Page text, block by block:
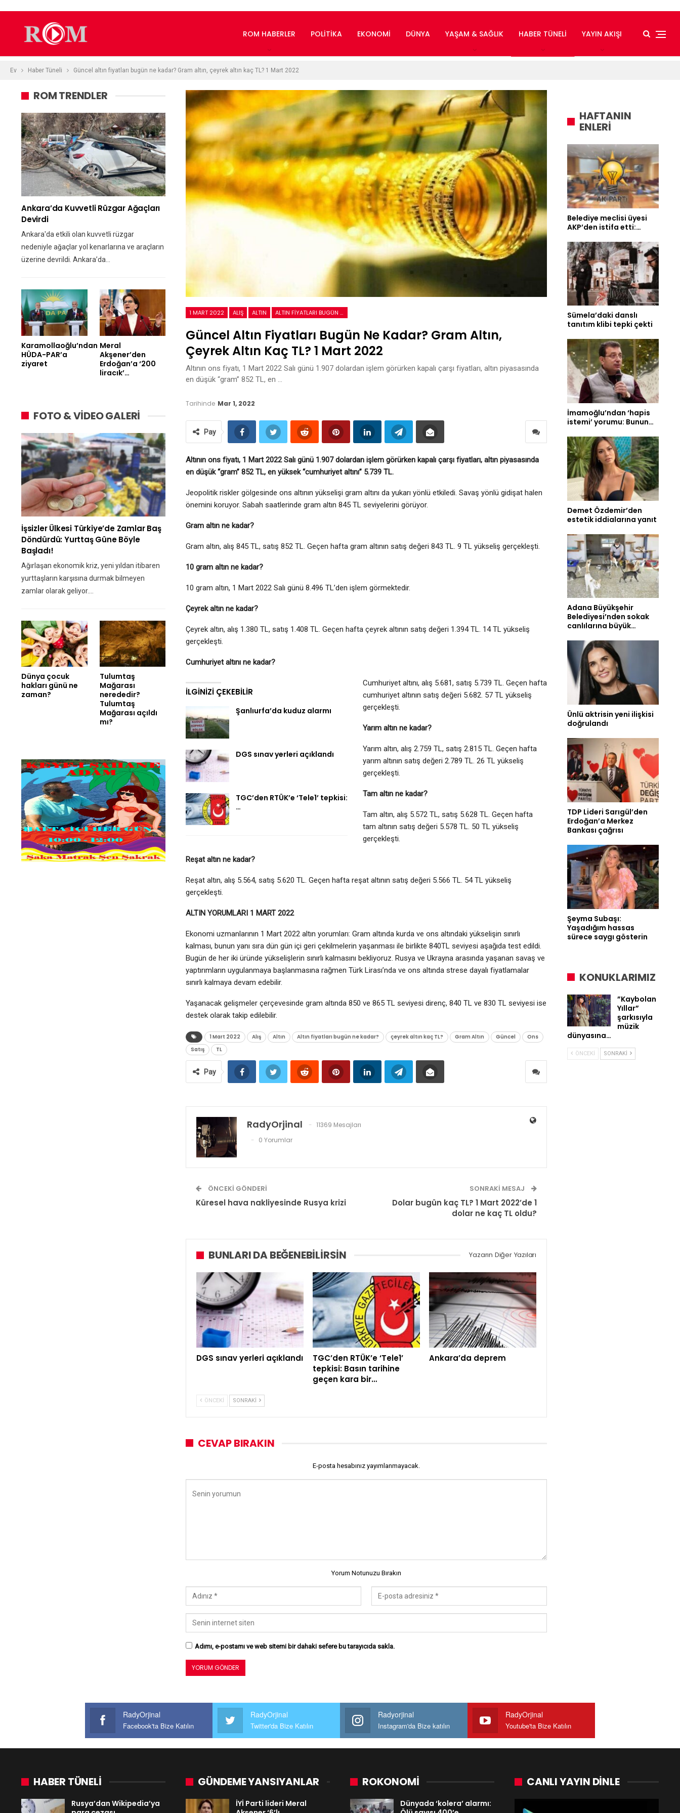
ROM HABERLER POLITIKA EKONOMI DÜNYA YAŞAM & SAĞLIK HABER TÜNELI YAYIN AKIŞI
Ev Haber Tüneli Güncel altın fiyatları bugün ne kadar? Gram altın, çeyrek altın kaç TL? 1 Mart 2022
1 MART 2022 ALIŞ ALTIN ALTIN FIYATLARI BUGÜN NE KADAR?
Güncel Altın Fiyatları Bugün Ne Kadar? Gram Altın,
Çeyrek Altın Kaç TL? 1 Mart 2022
Altının ons fiyatı, 1 Mart 2022 Salı günü 1.907 dolardan işlem görürken kapalı çarşı fiyatları, altın piyasasında
en düşük “gram” 852 TL, en …
Tarihinde Mar 1, 2022
Pay
Altının ons fiyatı, 1 Mart 2022 Salı günü 1.907 dolardan işlem görürken kapalı çarşı fiyatları, altın piyasasında
en düşük “gram” 852 TL, en yüksek “cumhuriyet altını” 5.739 TL.
Jeopolitik riskler gölgesinde ons altının yükselişi gram altını da yukarı yönlü etkiledi. Savaş yönlü gidişat halen
önemini koruyor. Sabah saatlerinde gram altın 845 TL seviyelerini görüyor.
Gram altın ne kadar?
Gram altın, alış 845 TL, satış 852 TL. Geçen hafta gram altının satış değeri 843 TL. 9 TL yükseliş gerçekleşti.
10 gram altın ne kadar?
10 gram altın, 1 Mart 2022 Salı günü 8.496 TL’den işlem görmektedir.
Çeyrek altın ne kadar?
Çeyrek altın, alış 1.380 TL, satış 1.408 TL. Geçen hafta çeyrek altının satış değeri 1.394 TL. 14 TL yükseliş
gerçekleşti.
Cumhuriyet altını ne kadar?
İLGINIZI ÇEKEBILIR
Şanlıurfa’da kuduz alarmı
DGS sınav yerleri açıklandı
TGC’den RTÜK’e ‘Tele1’ tepkisi:
…
Cumhuriyet altını, alış 5.681, satış 5.739 TL. Geçen hafta
cumhuriyet altının satış değeri 5.682. 57 TL yükseliş
gerçekleşti.
Yarım altın ne kadar?
Yarım altın, alış 2.759 TL, satış 2.815 TL. Geçen hafta
yarım altının satış değeri 2.789 TL. 26 TL yükseliş
gerçekleşti.
Tam altın ne kadar?
Tam altın, alış 5.572 TL, satış 5.628 TL. Geçen hafta
tam altının satış değeri 5.578 TL. 50 TL yükseliş
gerçekleşti.
Reşat altın ne kadar?
Reşat altın, alış 5.564, satış 5.620 TL. Geçen hafta reşat altının satış değeri 5.566 TL. 54 TL yükseliş
gerçekleşti.
ALTIN YORUMLARI 1 MART 2022
Ekonomi uzmanlarının 1 Mart 2022 altın yorumları: Gram altında kurda ve ons altındaki yükselişin sınırlı
kalması, bunun yanı sıra dün gün içi geri çekilmelerin yaşanması ile birlikte 840TL seviyesi aşağıda test edildi.
Bugün de her iki üründe yükselişlerin sınırlı kalmasını bekliyoruz. Rusya ve Ukrayna arasında yaşanan savaş ve
yaptırımların uygulanmaya başlanmasına rağmen Türk Lirası’nda ve ons altında strese dayalı fiyatlamalar
sınırlı kalmaya devam edebilir.
Yaşanacak gelişmeler çerçevesinde gram altında 850 ve 865 TL seviyesi direnç, 840 TL ve 830 TL seviyesi ise
destek olarak takip edilebilir.
1 Mart 2022 Alış Altın Altın fiyatları bugün ne kadar? çeyrek altın kaç TL? Gram Altın Güncel
Ons
Satış
TL
Pay
RadyOrjinal
11369 Mesajları
0 Yorumlar
ÖNCEKI GÖNDERI
Küresel hava nakliyesinde Rusya krizi
SONRAKI MESAJ
Dolar bugün kaç TL? 1 Mart 2022’de 1
dolar ne kaç TL oldu?
BUNLARI DA BEĞENEBILIRSIN Yazarın Diğer Yazıları
DGS sınav yerleri açıklandı
TGC’den RTÜK’e ‘Tele1’
tepkisi: Basın tarihine
geçen kara bir…
Ankara’da deprem
ÖNCEKI SONRAKI
CEVAP BIRAKIN
E-posta hesabınız yayımlanmayacak.
Yorum Notunuzu Bırakın
Adımı, e-postamı ve web sitemi bir dahaki sefere bu tarayıcıda sakla.
ROM TRENDLER
Ankara’da Kuvvetli Rüzgar Ağaçları
Devirdi
Ankara'da etkili olan kuvvetli rüzgar
nedeniyle ağaçlar yol kenarlarına ve araçların
üzerine devrildi. Ankara’da…
Karamollaoğlu’ndan
HÜDA-PAR’a
ziyaret
Meral
Akşener’den
Erdoğan’a ‘200
liracık’…
FOTO & VİDEO GALERİ
İşsizler Ülkesi Türkiye’de Zamlar Baş
Döndürdü: Yurttaş Güne Böyle
Başladı!
Ağırlaşan ekonomik kriz, yeni yıldan itibaren
yurttaşların karşısına durmak bilmeyen
zamlar olarak geliyor.…
Dünya çocuk
hakları günü ne
zaman?
Tulumtaş
Mağarası
nerededir?
Tulumtaş
Mağarası açıldı
mı?
HAFTANIN
ENLERİ
Belediye meclisi üyesi
AKP’den istifa etti:…
Sümela’daki danslı
tanıtım klibi tepki çekti
İmamoğlu’ndan ‘hapis
istemi’ yorumu: Bunun…
Demet Özdemir’den
estetik iddialarına yanıt
Adana Büyükşehir
Belediyesi’nden sokak
canlılarına büyük…
Ünlü aktrisin yeni ilişkisi
doğrulandı
TDP Lideri Sarıgül’den
Erdoğan’a Merkez
Bankası çağrısı
Şeyma Subaşı:
Yaşadığım hassas
sürece saygı gösterin
KONUKLARIMIZ
”Kaybolan
Yıllar”
şarkısıyla
müzik
dünyasına…
ÖNCEKI SONRAKI
RadyOrjinal
Facebook'ta Bize Katılın
RadyOrjinal
Twitter'da Bize Katılın
Radyorjinal
Instagram'da Bize katılın
RadyOrjinal
Youtube'ta Bize Katılın
HABER TÜNELİ
Rusya’dan Wikipedia’ya
GÜNDEME YANSIYANLAR
İYİ Parti lideri Meral
ROKONOMİ
Dünyada ‘kolera’ alarmı:
CANLI YAYIN DINLE